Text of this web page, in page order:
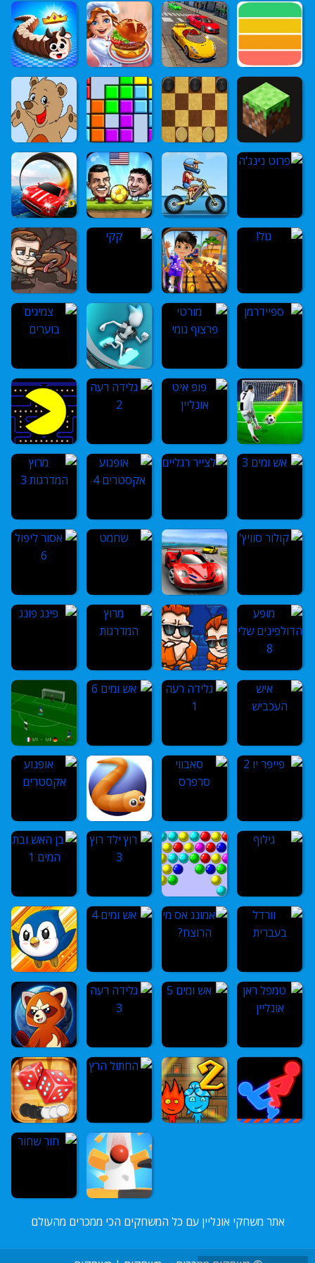
אתר משחקי אונליין עם כל המשחקים הכי ממכרים מהעולם